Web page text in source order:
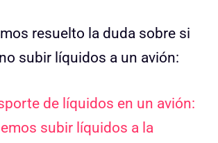
resuelto la duda sobre si
subir líquidos a un avión:
de líquidos en un avión:
subir líquidos a la